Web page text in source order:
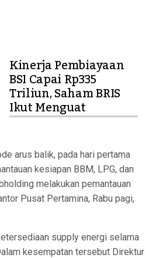
Kinerja Pembiayaan
BSI Capai Rp335
Triliun, Saham BRIS
Ikut Menguat
arus balik, pada hari pertama
kesiapan BBM, LPG, dan
melakukan pemantauan
Pusat Pertamina, Rabu pagi,
supply energi selama
kesempatan tersebut Direktur